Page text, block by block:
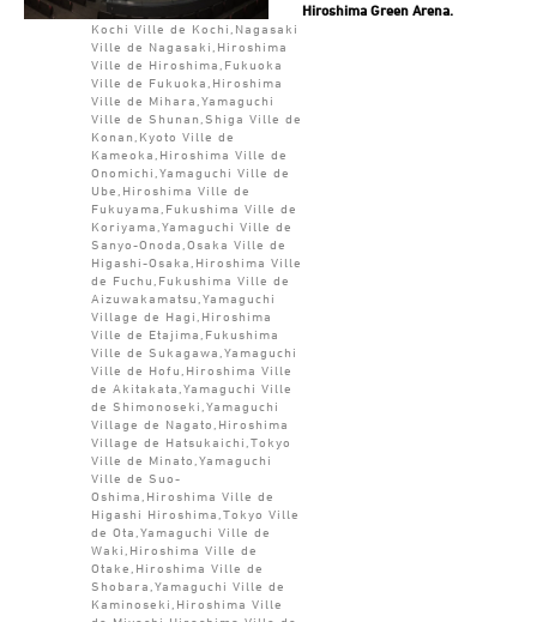
Hiroshima Green Arena.
Kochi Ville de Kochi,Nagasaki
Ville de Nagasaki,Hiroshima
Ville de Hiroshima,Fukuoka
Ville de Fukuoka,Hiroshima
Ville de Mihara,Yamaguchi
Ville de Shunan,Shiga Ville de
Konan,Kyoto Ville de
Kameoka,Hiroshima Ville de
Onomichi,Yamaguchi Ville de
Ube,Hiroshima Ville de
Fukuyama,Fukushima Ville de
Koriyama,Yamaguchi Ville de
Sanyo-Onoda,Osaka Ville de
Higashi-Osaka,Hiroshima Ville
de Fuchu,Fukushima Ville de
Aizuwakamatsu,Yamaguchi
Village de Hagi,Hiroshima
Ville de Etajima,Fukushima
Ville de Sukagawa,Yamaguchi
Ville de Hofu,Hiroshima Ville
de Akitakata,Yamaguchi Ville
de Shimonoseki,Yamaguchi
Village de Nagato,Hiroshima
Village de Hatsukaichi,Tokyo
Ville de Minato,Yamaguchi
Ville de Suo-
Oshima,Hiroshima Ville de
Higashi Hiroshima,Tokyo Ville
de Ota,Yamaguchi Ville de
Waki,Hiroshima Ville de
Otake,Hiroshima Ville de
Shobara,Yamaguchi Ville de
Kaminoseki,Hiroshima Ville